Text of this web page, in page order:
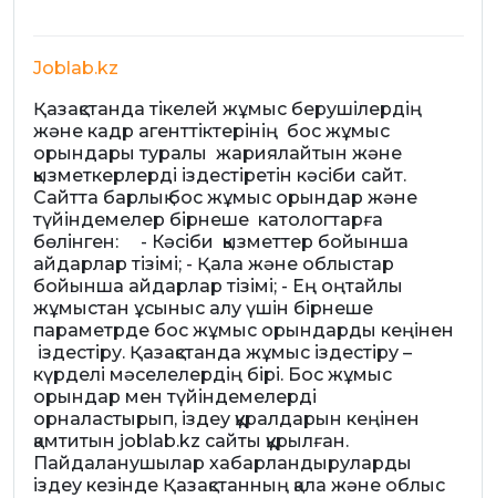
Joblab.kz
Қазақстанда тікелей жұмыс берушілердің
және кадр агенттіктерінің бос жұмыс
орындары туралы жариялайтын және
қызметкерлерді іздестіретін кәсіби сайт.
Сайтта барлық бос жұмыс орындар және
түйіндемелер бірнеше катологтарға
бөлінген: - Кәсіби қызметтер бойынша
айдарлар тізімі; - Қала және облыстар
бойынша айдарлар тізімі; - Ең оңтайлы
жұмыстан ұсыныс алу үшін бірнеше
параметрде бос жұмыс орындарды кеңінен
іздестіру. Қазақстанда жұмыс іздестіру –
күрделі мәселелердің бірі. Бос жұмыс
орындар мен түйіндемелерді
орналастырып, іздеу құралдарын кеңінен
қамтитын joblab.kz сайты құрылған.
Пайдаланушылар хабарландыруларды
іздеу кезінде Қазақстанның қала және облыс